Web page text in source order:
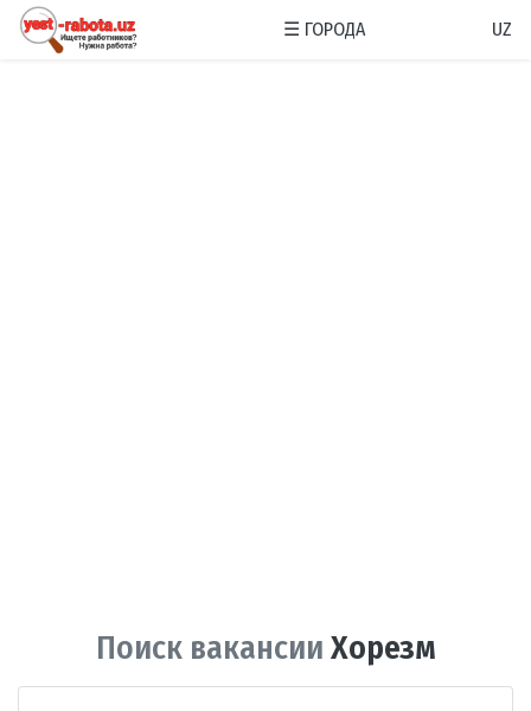
☰ ГОРОДА UZ
Поиск вакансии Хорезм